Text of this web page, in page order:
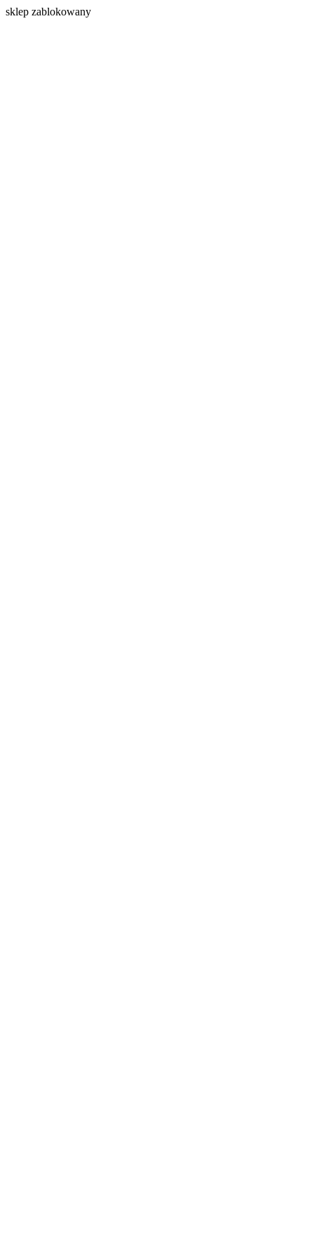
sklep zablokowany